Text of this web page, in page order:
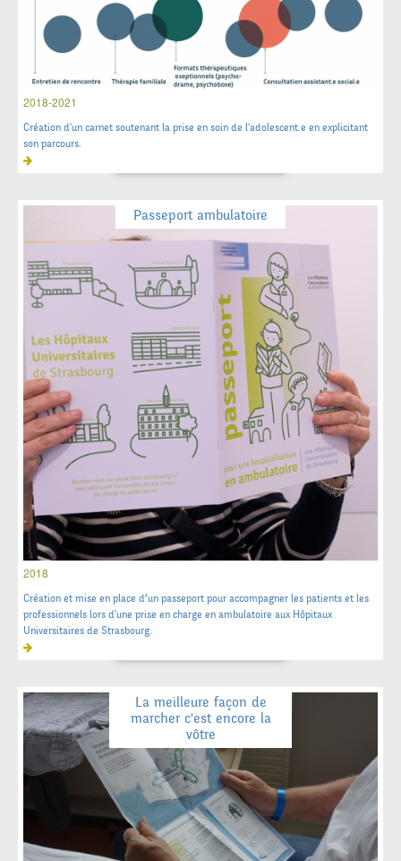
2018-2021
Création d'un carnet soutenant la prise en soin de l'adolescent.e en explicitant
son parcours.
Passeport ambulatoire
2018
Création et mise en place d’un passeport pour accompagner les patients et les
professionnels lors d'une prise en charge en ambulatoire aux Hôpitaux
Universitaires de Strasbourg.
La meilleure façon de
marcher c'est encore la
vôtre